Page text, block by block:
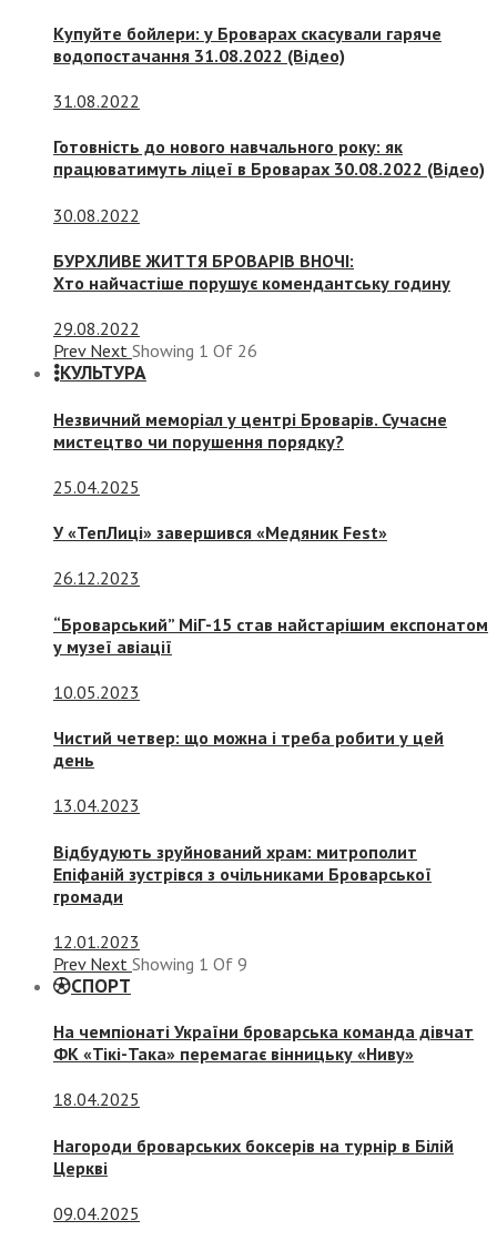
Купуйте бойлери: у Броварах скасували гаряче
водопостачання 31.08.2022 (Відео)
31.08.2022
Готовність до нового навчального року: як
працюватимуть ліцеї в Броварах 30.08.2022 (Відео)
30.08.2022
БУРХЛИВЕ ЖИТТЯ БРОВАРІВ ВНОЧІ:
Хто найчастіше порушує комендантську годину
29.08.2022
Prev Next Showing 1 Of 26
КУЛЬТУРА
Незвичний меморіал у центрі Броварів. Сучасне
мистецтво чи порушення порядку?
25.04.2025
У «ТепЛиці» завершився «Медяник Fest»
26.12.2023
“Броварський” МіГ-15 став найстарішим експонатом
у музеї авіації
10.05.2023
Чистий четвер: що можна і треба робити у цей
день
13.04.2023
Відбудують зруйнований храм: митрополит
Епіфаній зустрівся з очільниками Броварської
громади
12.01.2023
Prev Next Showing 1 Of 9
СПОРТ
На чемпіонаті України броварська команда дівчат
ФК «Тікі-Така» перемагає вінницьку «Ниву»
18.04.2025
Нагороди броварських боксерів на турнір в Білій
Церкві
09.04.2025